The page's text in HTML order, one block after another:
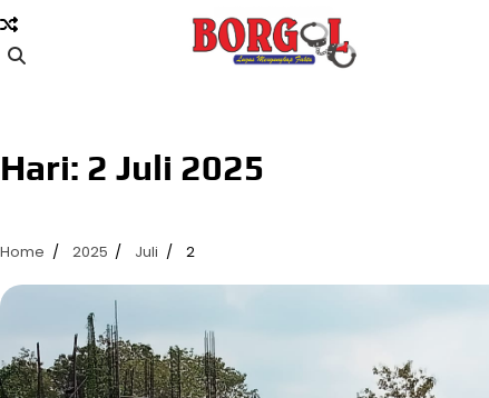
Skip
to
content
Hari: 2 Juli 2025
Home 2025 Juli 2